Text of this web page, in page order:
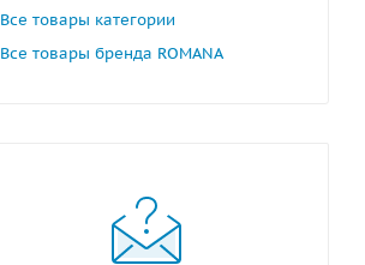
Все товары категории
Все товары бренда ROMANA